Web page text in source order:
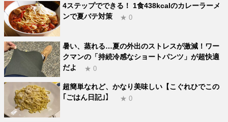
4ステップでできる！ 1食438kcalのカレーラーメ
ンで夏バテ対策
★ 0
暑い、蒸れる…夏の外出のストレスが激減！ワー
クマンの「持続冷感なショートパンツ」が超快適
だよ
★ 0
超簡単なれど、かなり美味しい【こぐれひでこの
｢ごはん日記｣】
★ 0